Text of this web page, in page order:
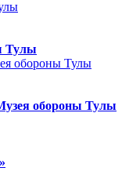
Тулы
обороны Тулы